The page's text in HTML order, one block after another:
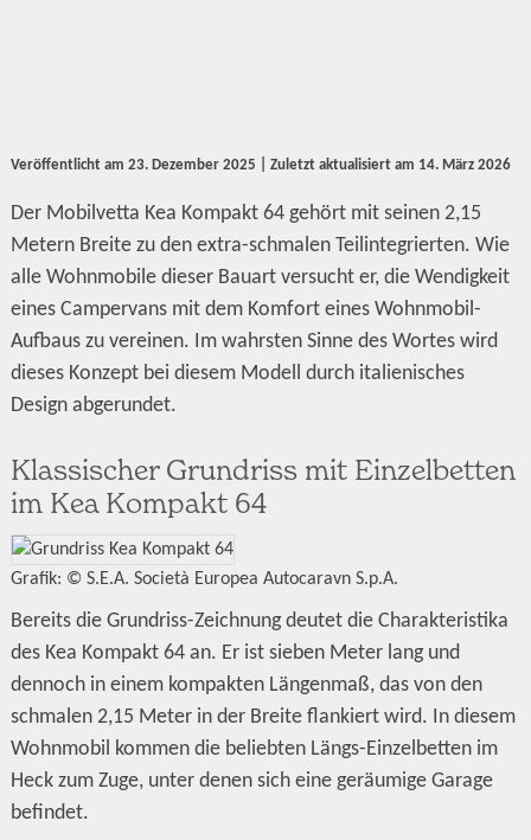
Veröffentlicht am 23. Dezember 2025 | Zuletzt aktualisiert am 14. März 2026
Der Mobilvetta Kea Kompakt 64 gehört mit seinen 2,15
Metern Breite zu den extra-schmalen Teilintegrierten. Wie
alle Wohnmobile dieser Bauart versucht er, die Wendigkeit
eines Campervans mit dem Komfort eines Wohnmobil-
Aufbaus zu vereinen. Im wahrsten Sinne des Wortes wird
dieses Konzept bei diesem Modell durch italienisches
Design abgerundet.
Klassischer Grundriss mit Einzelbetten
im Kea Kompakt 64
Grafik: © S.E.A. Società Europea Autocaravn S.p.A.
Bereits die Grundriss-Zeichnung deutet die Charakteristika
des Kea Kompakt 64 an. Er ist sieben Meter lang und
dennoch in einem kompakten Längenmaß, das von den
schmalen 2,15 Meter in der Breite flankiert wird. In diesem
Wohnmobil kommen die beliebten Längs-Einzelbetten im
Heck zum Zuge, unter denen sich eine geräumige Garage
befindet.